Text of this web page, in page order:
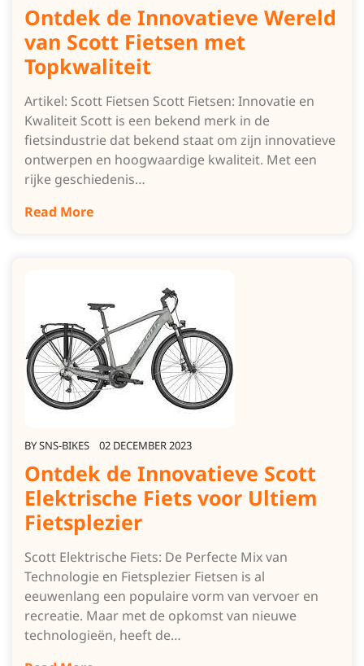
Ontdek de Innovatieve Wereld
van Scott Fietsen met
Topkwaliteit
Artikel: Scott Fietsen Scott Fietsen: Innovatie en
Kwaliteit Scott is een bekend merk in de
fietsindustrie dat bekend staat om zijn innovatieve
ontwerpen en hoogwaardige kwaliteit. Met een
rijke geschiedenis…
Read More
BYSNS-BIKES 02 DECEMBER 2023
Ontdek de Innovatieve Scott
Elektrische Fiets voor Ultiem
Fietsplezier
Scott Elektrische Fiets: De Perfecte Mix van
Technologie en Fietsplezier Fietsen is al
eeuwenlang een populaire vorm van vervoer en
recreatie. Maar met de opkomst van nieuwe
technologieën, heeft de…